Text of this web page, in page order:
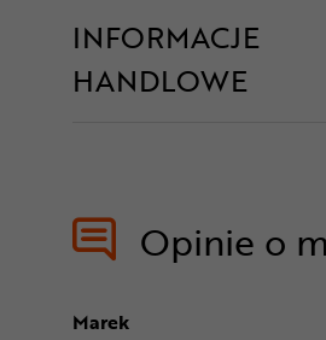
INFORMACJE
HANDLOWE
Opinie o
Marek